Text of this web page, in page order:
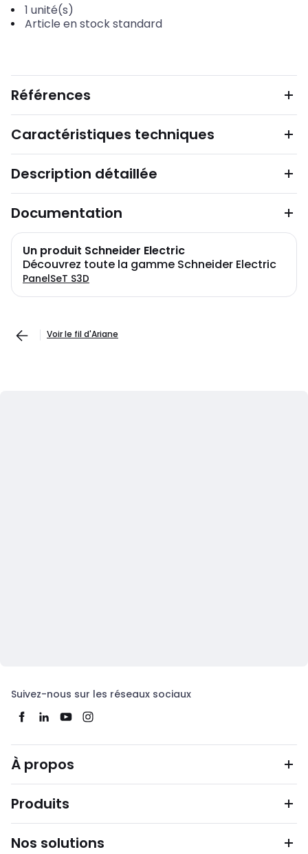
1 unité(s)
Article en stock standard
Références
Caractéristiques techniques
Description détaillée
Documentation
Un produit Schneider Electric
Découvrez toute la gamme Schneider Electric
PanelSeT S3D
Voir le fil d'Ariane
Suivez-nous sur les réseaux sociaux
À propos
Produits
Nos solutions